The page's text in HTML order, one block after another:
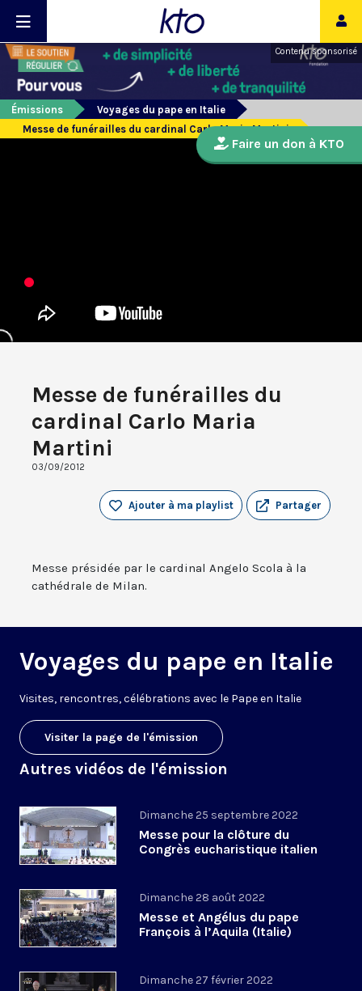
Contenu sponsorisé
Émissions
Voyages du pape en Italie
Messe de funérailles du cardinal Carlo Maria Martini
Messe de funérailles du
cardinal Carlo Maria
Martini
03/09/2012
Partager
Ajouter à ma playlist
Messe présidée par le cardinal Angelo Scola à la
cathédrale de Milan.
Voyages du pape en Italie
Visites, rencontres, célébrations avec le Pape en Italie
Visiter la page de l'émission
Autres vidéos de l'émission
Dimanche 25 septembre 2022
Messe pour la clôture du
Congrès eucharistique italien
Dimanche 28 août 2022
Messe et Angélus du pape
François à l’Aquila (Italie)
Dimanche 27 février 2022
Faire un don à KTO